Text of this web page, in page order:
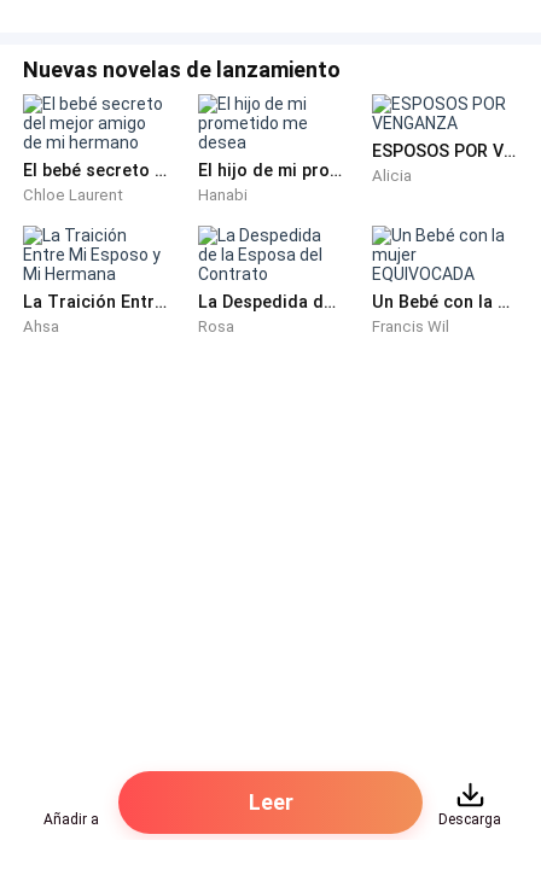
pasando dos dedos gruesos por sus hinchados labios
—. Está absolutamente empapado, chorreando para la
polla de otro hombre. Qué zorra tan sucia eres, Emma.
Tu marido se fue hace treinta minutos y ya estás
inclinada como una puta para su mejor amigo.
Emma gimió fuerte, empujando desesperadamente
contra su mano. La vergüenza le ardía en las mejillas,
pero solo la ponía más mojada. Jax rio oscuramente y
sacó su enorme polla. Veintitrés centímetros de
—¡¡Fuuuuuuuuck!! —gritó Emma cuando su enorme
Nuevas novelas de lanzamiento
El bebé secreto del mejor amigo de mi hermano
Chloe Laurent
El hijo de mi prometido me desea
Hanabi
ESPOSOS POR VENGANZA
Alicia
La Traición Entre Mi Esposo y Mi Hermana
Ahsa
La Despedida de la Esposa del Contrato
Rosa
Un Bebé con la mujer EQUIVOCADA
Francis Wil
Añadir a
Leer
Descarga